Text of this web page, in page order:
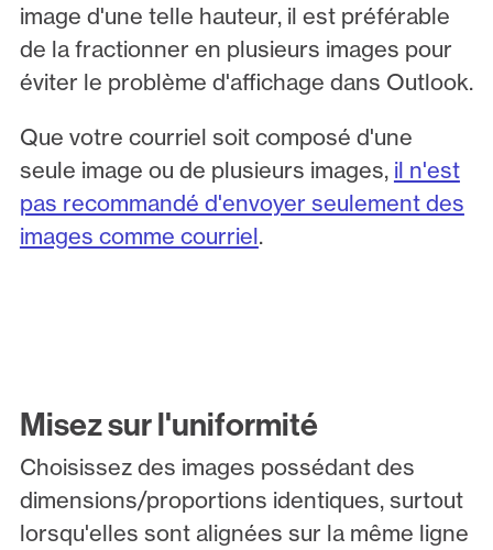
image d'une telle hauteur, il est préférable
de la fractionner en plusieurs images pour
éviter le problème d'affichage dans Outlook.
Que votre courriel soit composé d'une
seule image ou de plusieurs images, il n'est
pas recommandé d'envoyer seulement des
images comme courriel.
Misez sur l'uniformité
Choisissez des images possédant des
dimensions/proportions identiques, surtout
lorsqu'elles sont alignées sur la même ligne